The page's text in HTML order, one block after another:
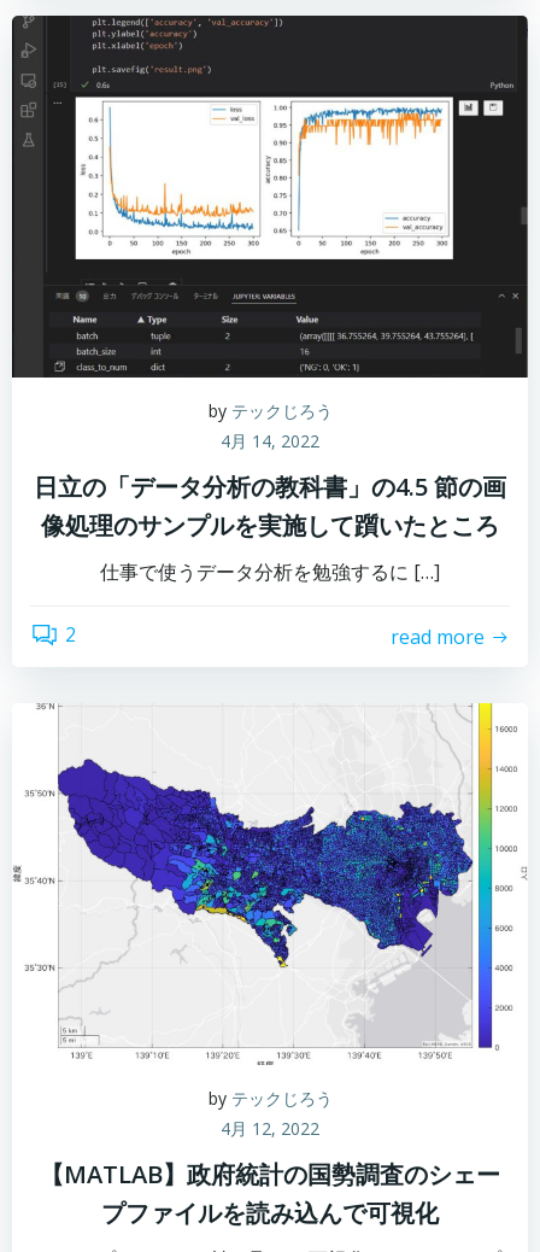
by テックじろう
4月 14, 2022
日立の「データ分析の教科書」の4.5 節の画
像処理のサンプルを実施して躓いたところ
仕事で使うデータ分析を勉強するに […]
2 read more
by テックじろう
4月 12, 2022
【MATLAB】政府統計の国勢調査のシェー
プファイルを読み込んで可視化